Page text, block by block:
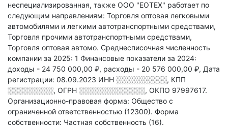
неспециализированная, также ООО "ЕОТЕХ" работает по
следующим направлениям: Торговля оптовая легковыми
автомобилями и легкими автотранспортными средствами,
Торговля прочими автотранспортными средствами,
Торговля оптовая автомо. Среднесписочная численность
компании за 2025: 1 Финансовые показатели за 2024:
доходы - 24 750 000,00 ₽, расходы - 20 576 000,00 ₽, Дата
регистрации: 08.09.2023 ИНН ░░░░░░░░░░, КПП
░░░░░░░░░, ОГРН ░░░░░░░░░░░░░, ОКПО 97997617.
Организационно-правовая форма: Общество с
ограниченной ответственностью (12300). Форма
собственности: Частная собственность (16).